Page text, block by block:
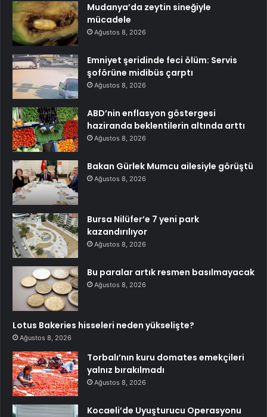
Mudanya’da zeytin sineğiyle
mücadele
Ağustos 8, 2026
Emniyet şeridinde feci ölüm: Servis
şoförüne midibüs çarptı
Ağustos 8, 2026
ABD’nin enflasyon göstergesi
haziranda beklentilerin altında arttı
Ağustos 8, 2026
Bakan Gürlek Mumcu ailesiyle görüştü
Ağustos 8, 2026
Bursa Nilüfer’e 7 yeni park
kazandırılıyor
Ağustos 8, 2026
Bu paralar artık resmen basılmayacak
Ağustos 8, 2026
Lotus Bakeries hisseleri neden yükselişte?
Ağustos 8, 2026
Torbalı’nın kuru domates emekçileri
yalnız bırakılmadı
Ağustos 8, 2026
Kocaeli’de Uyuşturucu Operasyonu